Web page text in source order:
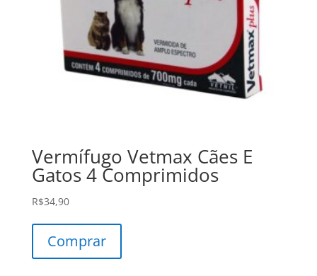
Vermífugo Vetmax Cães E
Gatos 4 Comprimidos
R$34,90
Comprar